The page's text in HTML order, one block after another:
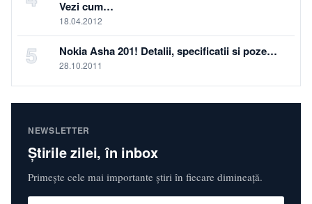
Vezi cum…
18.04.2012
5 Nokia Asha 201! Detalii, specificatii si poze…
28.10.2011
NEWSLETTER
Știrile zilei, în inbox
Primește cele mai importante știri în fiecare dimineață.